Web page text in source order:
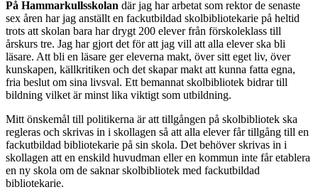
På Hammarkullsskolan där jag har arbetat som rektor de senaste
sex åren har jag anställt en fackutbildad skolbibliotekarie på heltid
trots att skolan bara har drygt 200 elever från förskoleklass till
årskurs tre. Jag har gjort det för att jag vill att alla elever ska bli
läsare. Att bli en läsare ger eleverna makt, över sitt eget liv, över
kunskapen, källkritiken och det skapar makt att kunna fatta egna,
fria beslut om sina livsval. Ett bemannat skolbibliotek bidrar till
bildning vilket är minst lika viktigt som utbildning.
Mitt önskemål till politikerna är att tillgången på skolbibliotek ska
regleras och skrivas in i skollagen så att alla elever får tillgång till en
fackutbildad bibliotekarie på sin skola. Det behöver skrivas in i
skollagen att en enskild huvudman eller en kommun inte får etablera
en ny skola om de saknar skolbibliotek med fackutbildad
bibliotekarie.